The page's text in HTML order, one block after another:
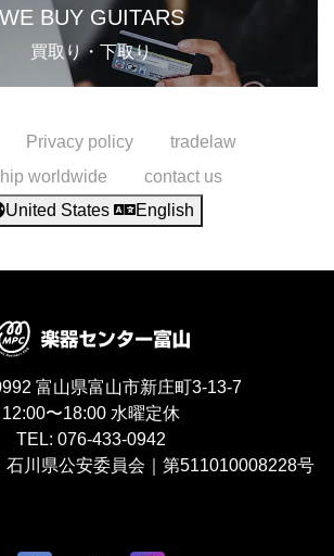
WE BUY GUITARS
買取り・下取り
Privacy policy
tradelaw
worldwide
contact us
United States
English
富山県富山市新庄町3-13-7
12:00〜18:00 水曜定休
TEL: 076-433-0942
石川県公安委員会｜第511010008228号